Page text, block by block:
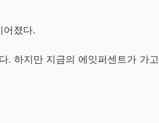
졌다.
. 하지만 지금의 에잇퍼센트가 가고